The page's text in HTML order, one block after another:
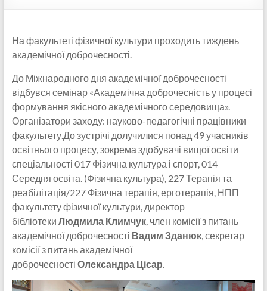
На факультеті фізичної культури проходить тиждень
академічної доброчесності.
До Міжнародного дня академічної доброчесності
відбувся семінар «Академічна доброчесність у процесі
формування якісного академічного середовища».
Організатори заходу: науково-педагогічні працівники
факультету.До зустрічі долучилися понад 49 учасників
освітнього процесу, зокрема здобувачі вищої освіти
спеціальності 017 Фізична культура і спорт, 014
Середня освіта. (Фізична культура), 227 Терапія та
реабілітація/227 Фізична терапія, ерготерапія, НПП
факультету фізичної культури, директор
бібліотеки Людмила Климчук, член комісії з питань
академічної доброчесності Вадим Зданюк, секретар
комісії з питань академічної
доброчесності Олександра Цісар.